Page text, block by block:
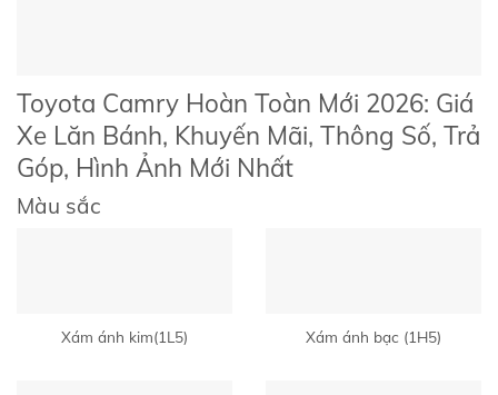
Toyota Camry Hoàn Toàn Mới 2026: Giá
Xe Lăn Bánh, Khuyến Mãi, Thông Số, Trả
Góp, Hình Ảnh Mới Nhất
Màu sắc
Xám ánh kim(1L5) Xám ánh bạc (1H5)